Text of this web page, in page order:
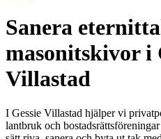
Sanera
masonitskivor i
Villastad
I Gessie Villastad hjälper vi
lantbruk och